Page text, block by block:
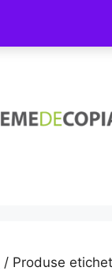
/ Produse